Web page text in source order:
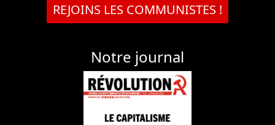
REJOINS LES COMMUNISTES !
Notre journal